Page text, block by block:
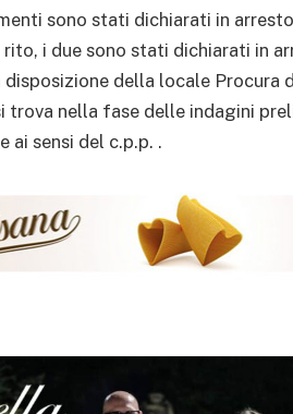
sono stati dichiarati in
i due sono stati dichiarati in
disposizione della locale Procura
trova nella fase delle indagini
ai sensi del c.p.p. .